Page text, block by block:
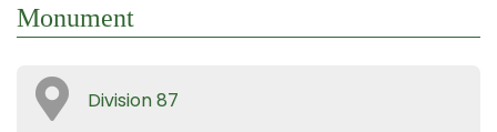
Monument
Division 87